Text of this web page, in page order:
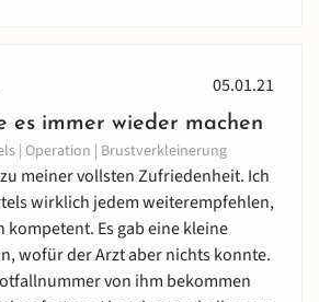
05.01.21
es immer wieder machen
| Operation | Brustverkleinerung
meiner vollsten Zufriedenheit. Ich
wirklich jedem weiterempfehlen,
kompetent. Es gab eine kleine
wofür der Arzt aber nichts konnte.
von ihm bekommen